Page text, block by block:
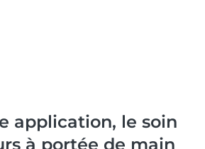
application, le soin
à portée de main